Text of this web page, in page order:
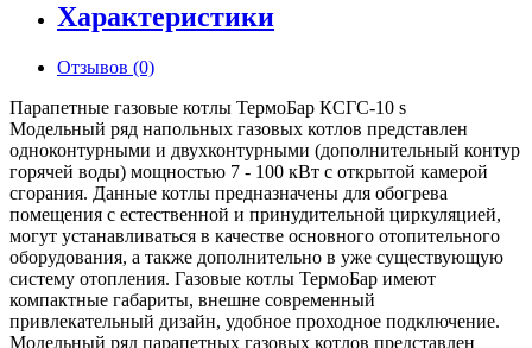
Характеристики
Отзывов (0)
Парапетные газовые котлы ТермоБар КСГС-10 s
Модельный ряд напольных газовых котлов представлен
одноконтурными и двухконтурными (дополнительный контур
горячей воды) мощностью 7 - 100 кВт с открытой камерой
сгорания. Данные котлы предназначены для обогрева
помещения с естественной и принудительной циркуляцией,
могут устанавливаться в качестве основного отопительного
оборудования, а также дополнительно в уже существующую
систему отопления. Газовые котлы ТермоБар имеют
компактные габариты, внешне современный
привлекательный дизайн, удобное проходное подключение.
Модельный ряд парапетных газовых котлов представлен